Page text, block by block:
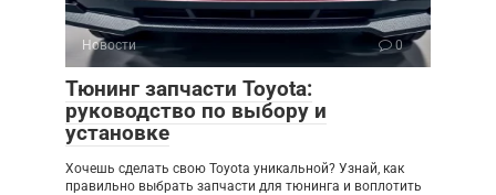
Новости 0
Тюнинг запчасти Toyota:
руководство по выбору и
установке
Хочешь сделать свою Toyota уникальной? Узнай, как
правильно выбрать запчасти для тюнинга и воплотить